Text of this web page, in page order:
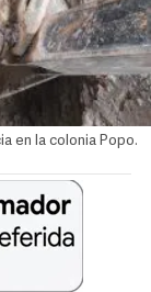
en la colonia Popo.